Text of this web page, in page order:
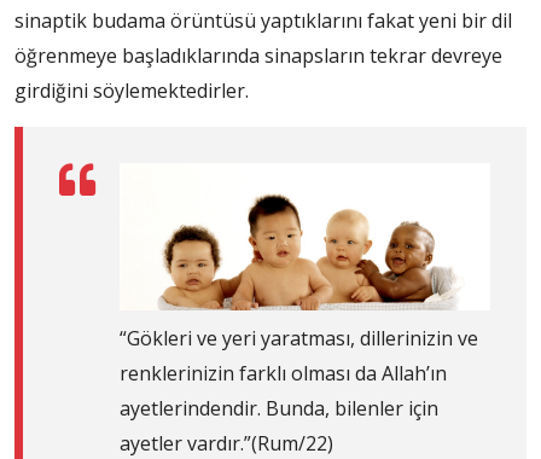
sinaptik budama örüntüsü yaptıklarını fakat yeni bir dil
öğrenmeye başladıklarında sinapsların tekrar devreye
girdiğini söylemektedirler.
“Gökleri ve yeri yaratması, dillerinizin ve
renklerinizin farklı olması da Allah’ın
ayetlerindendir. Bunda, bilenler için
ayetler vardır.”(Rum/22)